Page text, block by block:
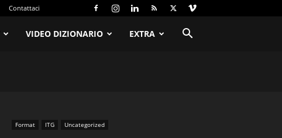
Contattaci
VIDEO DIZIONARIO EXTRA
Format ITG Uncategorized